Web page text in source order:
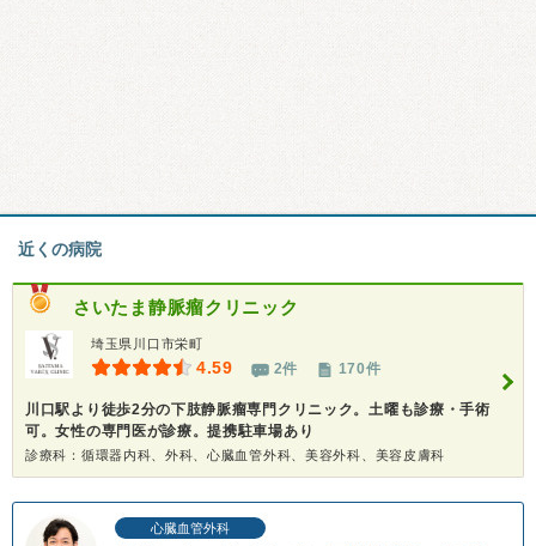
近くの病院
さいたま静脈瘤クリニック
埼玉県川口市栄町
4.59 2件 170件
川口駅より徒歩2分の下肢静脈瘤専門クリニック。土曜も診療・手術
可。女性の専門医が診療。提携駐車場あり
診療科：循環器内科、外科、心臓血管外科、美容外科、美容皮膚科
心臓血管外科